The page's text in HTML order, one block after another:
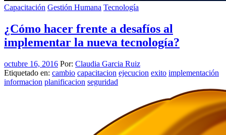
Capacitación Gestión Humana Tecnología
¿Cómo hacer frente a desafíos al
implementar la nueva tecnología?
octubre 16, 2016 Por: Claudia Garcia Ruiz
Etiquetado en: cambio capacitacion ejecucion exito implementación
informacion planificacion seguridad